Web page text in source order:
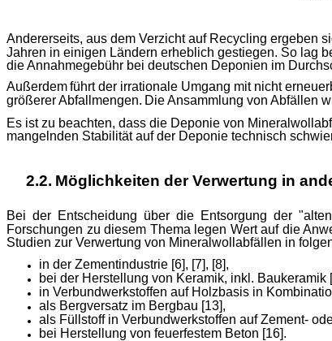
Andererseits, aus dem Verzicht auf Recycling ergeben
Jahren in einigen Ländern erheblich gestiegen. So lag
die Annahmegebühr bei deutschen Deponien im
Außerdemführt der irrationale Umgang mit nicht
größerer Abfallmengen. Die Ansammlung von Abfällen
Es ist zu beachten, dass die Deponie von
mangelnden Stabilität auf der Deponie technisch
2.2. Möglichkeiten der Verwertung in
Bei der Entscheidung über die Entsorgung der
Forschungen zu diesem Thema legen Wert auf die
Studien zur Verwertung von Mineralwollabfällen in
in der Zementindustrie [6], [7], [8],
bei der Herstellung von Keramik, inkl. Baukeramik
in Verbundwerkstoffen auf Holzbasis in
als Bergversatz im Bergbau [13],
als Füllstoff in Verbundwerkstoffen auf Zement-
bei Herstellung von feuerfestem Beton [16].